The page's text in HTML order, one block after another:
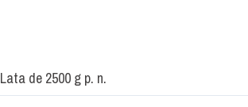
Lata de 2500 g p. n.